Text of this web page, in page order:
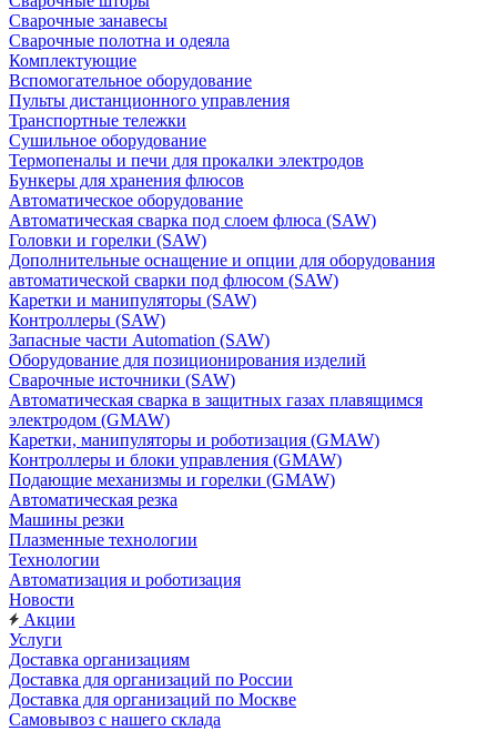
Сварочные занавесы
Сварочные полотна и одеяла
Комплектующие
Вспомогательное оборудование
Пульты дистанционного управления
Транспортные тележки
Сушильное оборудование
Термопеналы и печи для прокалки электродов
Бункеры для хранения флюсов
Автоматическое оборудование
Автоматическая сварка под слоем флюса (SAW)
Головки и горелки (SAW)
Дополнительные оснащение и опции для оборудования
автоматической сварки под флюсом (SAW)
Каретки и манипуляторы (SAW)
Контроллеры (SAW)
Запасные части Automation (SAW)
Оборудование для позиционирования изделий
Сварочные источники (SAW)
Автоматическая сварка в защитных газах плавящимся
электродом (GMAW)
Каретки, манипуляторы и роботизация (GMAW)
Контроллеры и блоки управления (GMAW)
Подающие механизмы и горелки (GMAW)
Автоматическая резка
Машины резки
Плазменные технологии
Технологии
Автоматизация и роботизация
Новости
Акции
Услуги
Доставка организациям
Доставка для организаций по России
Доставка для организаций по Москве
Самовывоз с нашего склада